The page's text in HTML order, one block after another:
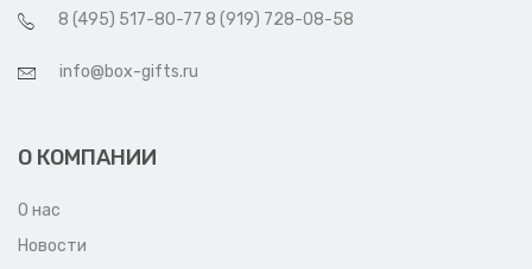
8 (495) 517-80-77 8 (919) 728-08-58
info@box-gifts.ru
О КОМПАНИИ
О нас
Новости